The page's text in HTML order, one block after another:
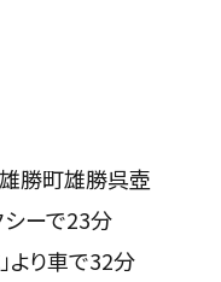
勝町雄勝呉壺
シーで23分
より車で32分